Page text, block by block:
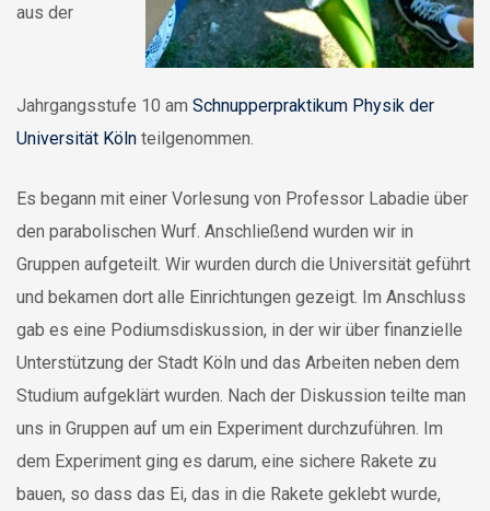
aus der
Jahrgangsstufe 10 am Schnupperpraktikum Physik der
Universität Köln teilgenommen.
Es begann mit einer Vorlesung von Professor Labadie über
den parabolischen Wurf. Anschließend wurden wir in
Gruppen aufgeteilt. Wir wurden durch die Universität geführt
und bekamen dort alle Einrichtungen gezeigt. Im Anschluss
gab es eine Podiumsdiskussion, in der wir über finanzielle
Unterstützung der Stadt Köln und das Arbeiten neben dem
Studium aufgeklärt wurden. Nach der Diskussion teilte man
uns in Gruppen auf um ein Experiment durchzuführen. Im
dem Experiment ging es darum, eine sichere Rakete zu
bauen, so dass das Ei, das in die Rakete geklebt wurde,